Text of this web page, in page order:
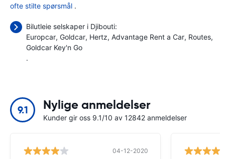
ofte stilte spørsmål .
Bilutleie selskaper i Djibouti:
Europcar Goldcar Hertz Advantage Rent a Car Routes
Goldcar Key'n Go
.
9.1 Nylige anmeldelser
Kunder gir oss 9.1/10 av 12842 anmeldelser
04-12-2020